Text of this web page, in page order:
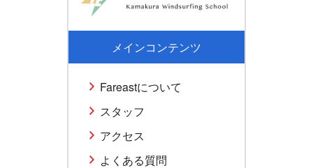
メインコンテンツ
Fareastについて
スタッフ
アクセス
よくある質問